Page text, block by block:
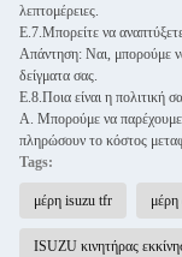
λεπτομέρειες.
Ε.7.Μπορείτε να
Απάντηση: Ναι, μπορούμε
δείγματα σας.
Ε.8.Ποια είναι η πολιτική
Α. Μπορούμε να παρέχουμε
πληρώσουν το κόστος
Tags:
μέρη isuzu tfr μέρη
ISUZU κινητήρας